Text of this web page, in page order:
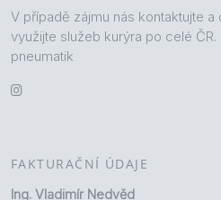
V případě zájmu nás kontaktujte
využijte služeb kurýra po celé
pneumatik
FAKTURAČNÍ ÚDAJE
Ing. Vladimír Nedvěd